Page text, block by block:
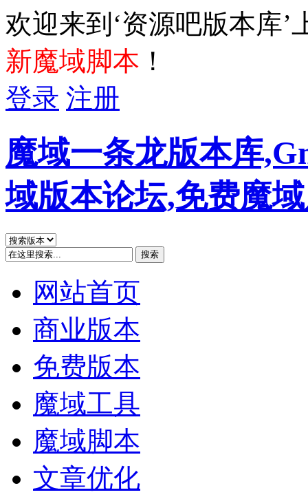
欢迎来到‘资源吧版本库
新魔域脚本 ！
登录 注册
魔域一条龙版本库
域版本论坛,免费魔
搜索
网站首页
商业版本
免费版本
魔域工具
魔域脚本
文章优化